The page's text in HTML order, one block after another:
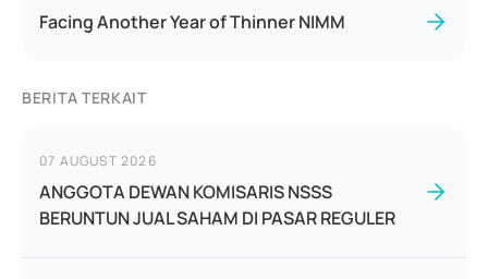
Facing Another Year of Thinner NIMM
BERITA TERKAIT
07 AUGUST 2026
ANGGOTA DEWAN KOMISARIS NSSS
BERUNTUN JUAL SAHAM DI PASAR REGULER